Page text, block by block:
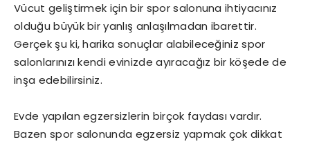
Vücut geliştirmek için bir spor salonuna ihtiyacınız
olduğu büyük bir yanlış anlaşılmadan ibarettir.
Gerçek şu ki, harika sonuçlar alabileceğiniz spor
salonlarınızı kendi evinizde ayıracağız bir köşede de
inşa edebilirsiniz.
Evde yapılan egzersizlerin birçok faydası vardır.
Bazen spor salonunda egzersiz yapmak çok dikkat